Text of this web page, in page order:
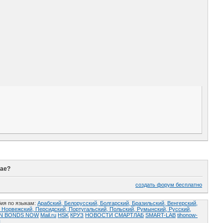
создать форум бесплатно
по языкам: Арабский, Белорусский, Болгарский, Бразильский,
Венгерский,
Норвежский, Персидский, Португальский, Польский, Румынский,
Русский,
BONDS NOW Mail.ru HSK КРУЗ НОВОСТИ СМАРТЛАБ SMART-LAB tihonow-